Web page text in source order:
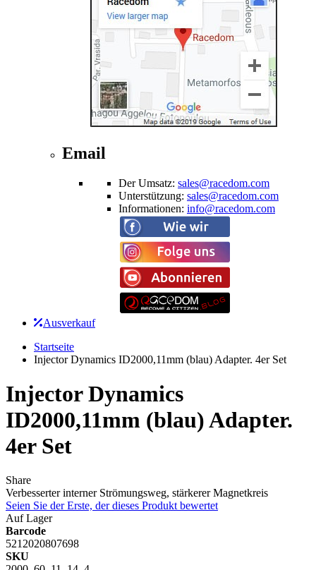
Email
Der Umsatz: sales@racedom.com
Unterstützung: sales@racedom.com
Informationen: info@racedom.com
Ausverkauf
Startseite
Injector Dynamics ID2000,11mm (blau) Adapter. 4er Set
Injector Dynamics
ID2000,11mm (blau) Adapter.
4er Set
Share
Verbesserter interner Strömungsweg, stärkerer Magnetkreis
Seien Sie der Erste, der dieses Produkt bewertet
Auf Lager
Barcode
5212020807698
SKU